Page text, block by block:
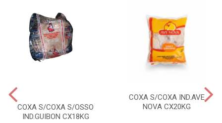
COXA S/COXA S/OSSO
IND.GUIBON CX18KG
COXA S/COXA IND.AVE
NOVA CX20KG